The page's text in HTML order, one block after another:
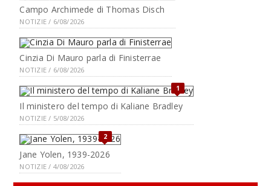
Campo Archimede di Thomas Disch
NOTIZIE / 6/08/2026
Cinzia Di Mauro parla di Finisterrae
NOTIZIE / 6/08/2026
1
Il ministero del tempo di Kaliane Bradley
NOTIZIE / 5/08/2026
2
Jane Yolen, 1939-2026
NOTIZIE / 4/08/2026